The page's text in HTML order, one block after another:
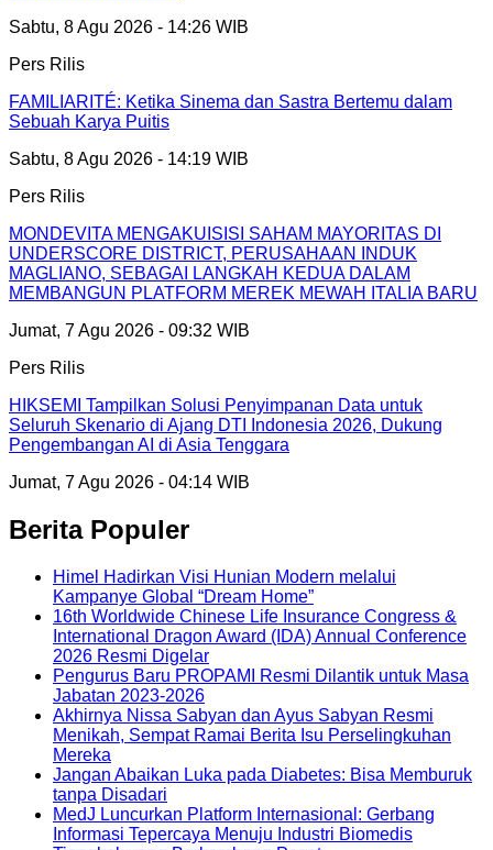
Sabtu, 8 Agu 2026 - 14:26 WIB
Pers Rilis
FAMILIARITÉ: Ketika Sinema dan Sastra Bertemu dalam
Sebuah Karya Puitis
Sabtu, 8 Agu 2026 - 14:19 WIB
Pers Rilis
MONDEVITA MENGAKUISISI SAHAM MAYORITAS DI
UNDERSCORE DISTRICT, PERUSAHAAN INDUK
MAGLIANO, SEBAGAI LANGKAH KEDUA DALAM
MEMBANGUN PLATFORM MEREK MEWAH ITALIA BARU
Jumat, 7 Agu 2026 - 09:32 WIB
Pers Rilis
HIKSEMI Tampilkan Solusi Penyimpanan Data untuk
Seluruh Skenario di Ajang DTI Indonesia 2026, Dukung
Pengembangan AI di Asia Tenggara
Jumat, 7 Agu 2026 - 04:14 WIB
Berita Populer
Himel Hadirkan Visi Hunian Modern melalui
Kampanye Global “Dream Home”
16th Worldwide Chinese Life Insurance Congress &
International Dragon Award (IDA) Annual Conference
2026 Resmi Digelar
Pengurus Baru PROPAMI Resmi Dilantik untuk Masa
Jabatan 2023-2026
Akhirnya Nissa Sabyan dan Ayus Sabyan Resmi
Menikah, Sempat Ramai Berita Isu Perselingkuhan
Mereka
Jangan Abaikan Luka pada Diabetes: Bisa Memburuk
tanpa Disadari
MedJ Luncurkan Platform Internasional: Gerbang
Informasi Tepercaya Menuju Industri Biomedis